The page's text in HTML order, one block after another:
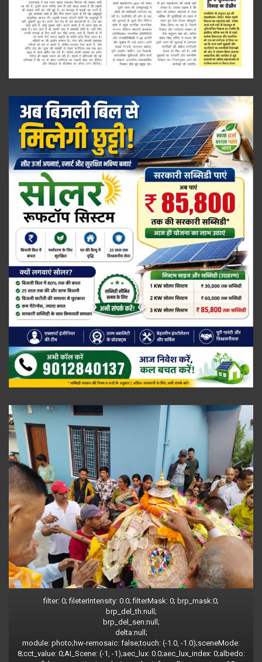
filter: 0; fileterIntensity: 0.0; filterMask: 0; brp_mask:0;
brp_del_th:null;
brp_del_sen:null;
delta:null;
module: photo;hw-remosaic: false;touch: (-1.0, -1.0);sceneMode:
8;cct_value: 0;AI_Scene: (-1, -1);aec_lux: 0.0;aec_lux_index: 0;albedo: